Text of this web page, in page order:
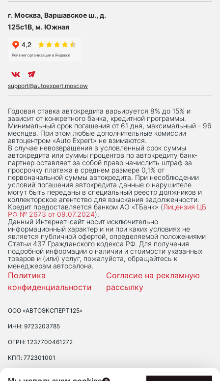
г. Москва, Варшавское ш., д.
125с1В, м. Южная
support@autoexpert.moscow
Годовая ставка автокредита варьируется 8% до 15% и
зависит от конкретного банка, кредитной программы.
Минимальный срок погашения от 61 дня, максимальный - 96
месяцев. При этом любые дополнительные комиссии
автоцентром «Auto Expert» не взимаются.
В случае невозвращения в условленный срок суммы
автокредита или суммы процентов по автокредиту банк-
партнер оставляет за собой право начислить штраф за
просрочку платежа в среднем размере 0,1% от
первоначальной суммы автокредита. При несоблюдении
условий погашения автокредита данные о нарушителе
могут быть переданы в специальный реестр должников и
коллекторское агентство для взыскания задолженности.
Кредит предоставляется банком АО «ТБанк» (Лицензия ЦБ
РФ № 2673 от 09.07.2024).
Данный Интернет-сaйт носит исключительно
информационный характер и ни при каких условиях не
является публичной офертой, определяемой положениями
Статьи 437 Гражданского кодекса РФ. Для получения
подробной информации о наличии и стоимости указанных
товаров и (или) услуг, пожалуйста, обращайтесь к
менеджерам автосалона.
Политика
конфиденциальности
Согласие на рекламную
рассылку
ООО «АВТОЭКСПЕРТ125»
ИНН: 9723203785
ОГРН: 1237700461272
КПП: 772301001